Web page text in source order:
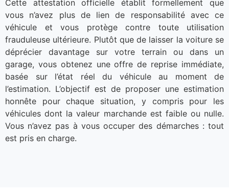
Cette attestation officielle établit formellement que
vous n’avez plus de lien de responsabilité avec ce
véhicule et vous protège contre toute utilisation
frauduleuse ultérieure. Plutôt que de laisser la voiture se
déprécier davantage sur votre terrain ou dans un
garage, vous obtenez une offre de reprise immédiate,
basée sur l’état réel du véhicule au moment de
l’estimation. L’objectif est de proposer une estimation
honnête pour chaque situation, y compris pour les
véhicules dont la valeur marchande est faible ou nulle.
Vous n’avez pas à vous occuper des démarches : tout
est pris en charge.